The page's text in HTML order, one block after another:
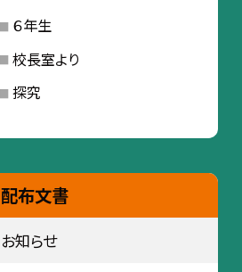
６年生
校長室より
探究
配布文書
お知らせ